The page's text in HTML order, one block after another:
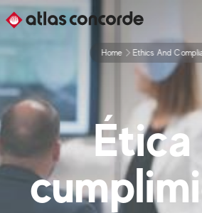
Home Ethics And
Ética